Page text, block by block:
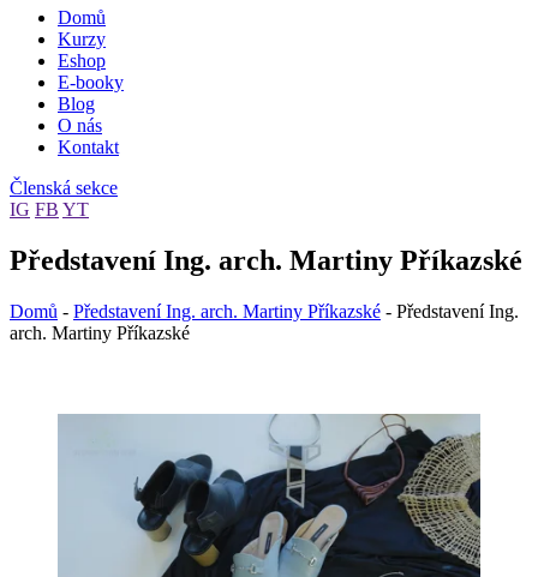
Domů
Kurzy
Eshop
E-booky
Blog
O nás
Kontakt
Členská sekce
IG FB YT
Představení Ing. arch. Martiny Příkazské
Domů - Představení Ing. arch. Martiny Příkazské - Představení Ing.
arch. Martiny Příkazské